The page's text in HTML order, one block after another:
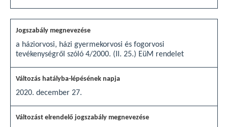
a háziorvosi, házi gyermekorvosi és fogorvosi
tevékenységről szóló 4/2000. (II. 25.) EüM rendelet
2020. december 27.